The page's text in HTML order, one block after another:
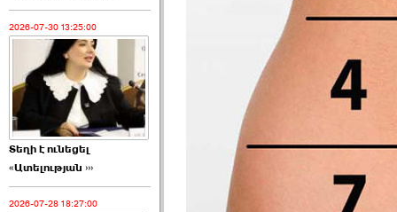
2026-07-30 13:25:00
Տեղի է ունեցել
«Ատելության ›››
2026-07-28 18:27:00